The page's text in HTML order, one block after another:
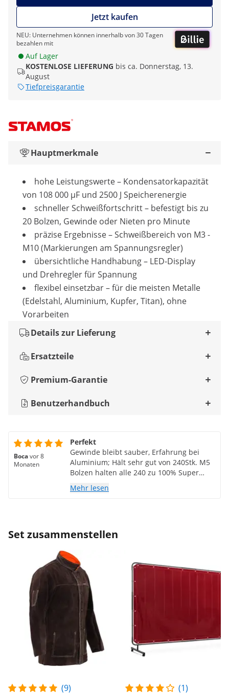
Jetzt kaufen
NEU: Unternehmen können innerhalb von 30 Tagen
bezahlen mit
Auf Lager
KOSTENLOSE LIEFERUNG bis ca. Donnerstag, 13.
August
Tiefpreisgarantie
Hauptmerkmale
hohe Leistungswerte – Kondensatorkapazität
von 108 000 µF und 2500 J Speicherenergie
schneller Schweißfortschritt – befestigt bis zu
20 Bolzen, Gewinde oder Nieten pro Minute
präzise Ergebnisse – Schweißbereich von M3 -
M10 (Markierungen am Spannungsregler)
übersichtliche Handhabung – LED-Display
und Drehregler für Spannung
flexibel einsetzbar – für die meisten Metalle
(Edelstahl, Aluminium, Kupfer, Titan), ohne
Vorarbeiten
Details zur Lieferung
Ersatzteile
Premium-Garantie
Benutzerhandbuch
Bocavor 8
Monaten
Perfekt
Gewinde bleibt sauber, Erfahrung bei
Aluminium; Hält sehr gut von 240Stk. M5
Bolzen halten alle 240 zu 100% Super
super super👍✅
Mehr lesen
Set zusammenstellen
(9) (1)